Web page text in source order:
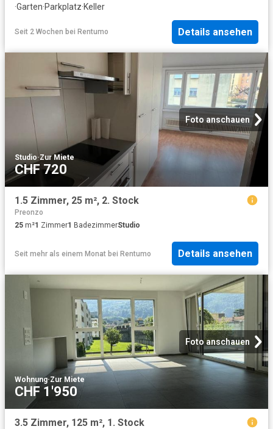
·Garten·Parkplatz·Keller
Seit 2 Wochen bei Rentumo Details ansehen
Foto anschauen
Studio·Zur Miete
CHF 720
1.5 Zimmer, 25 m², 2. Stock
Preonzo
25 m²1 Zimmer1 BadezimmerStudio
Seit mehr als einem Monat bei Rentumo Details ansehen
Foto anschauen
Wohnung·Zur Miete
CHF 1'950
3.5 Zimmer, 125 m², 1. Stock